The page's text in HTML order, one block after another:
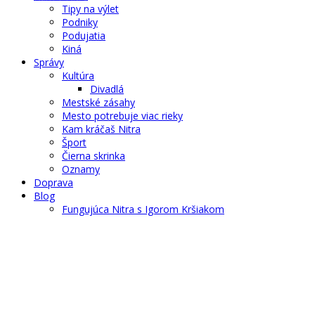
Tipy na výlet
Podniky
Podujatia
Kiná
Správy
Kultúra
Divadlá
Mestské zásahy
Mesto potrebuje viac rieky
Kam kráčaš Nitra
Šport
Čierna skrinka
Oznamy
Doprava
Blog
Fungujúca Nitra s Igorom Kršiakom